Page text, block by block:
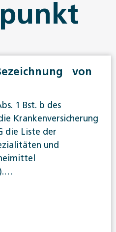
von
1 Bst. b des
Krankenversicherung
die Liste der
und